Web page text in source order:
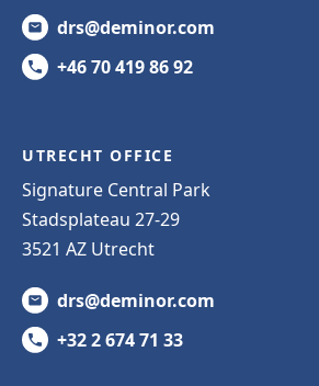
drs@deminor.com
+46 70 419 86 92
UTRECHT OFFICE
Signature Central Park
Stadsplateau 27-29
3521 AZ Utrecht
drs@deminor.com
+32 2 674 71 33